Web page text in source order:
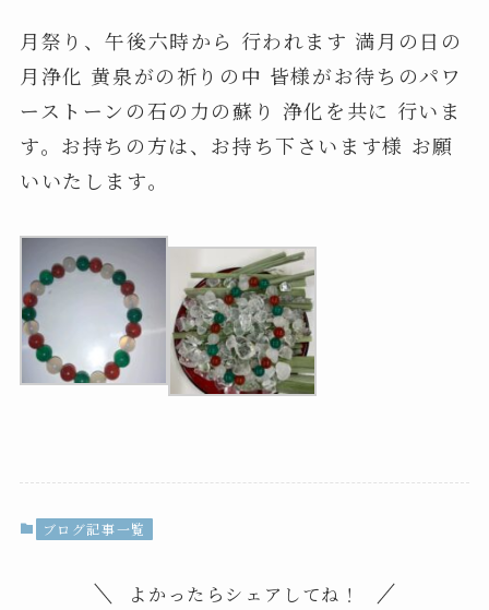
月祭り、午後六時から 行われます 満月の日の
月浄化 黄泉がの祈りの中 皆様がお待ちのパワ
ーストーンの石の力の蘇り 浄化を共に 行いま
す。お持ちの方は、お持ち下さいます様 お願
いいたします。
ブログ記事一覧
よかったらシェアしてね！